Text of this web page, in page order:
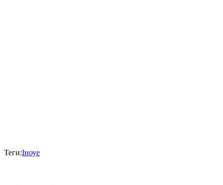
Теги:Іноуе